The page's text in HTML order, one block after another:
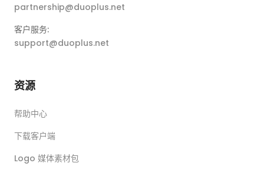
partnership@duoplus.net
客户服务:
support@duoplus.net
资源
帮助中心
下载客户端
Logo 媒体素材包